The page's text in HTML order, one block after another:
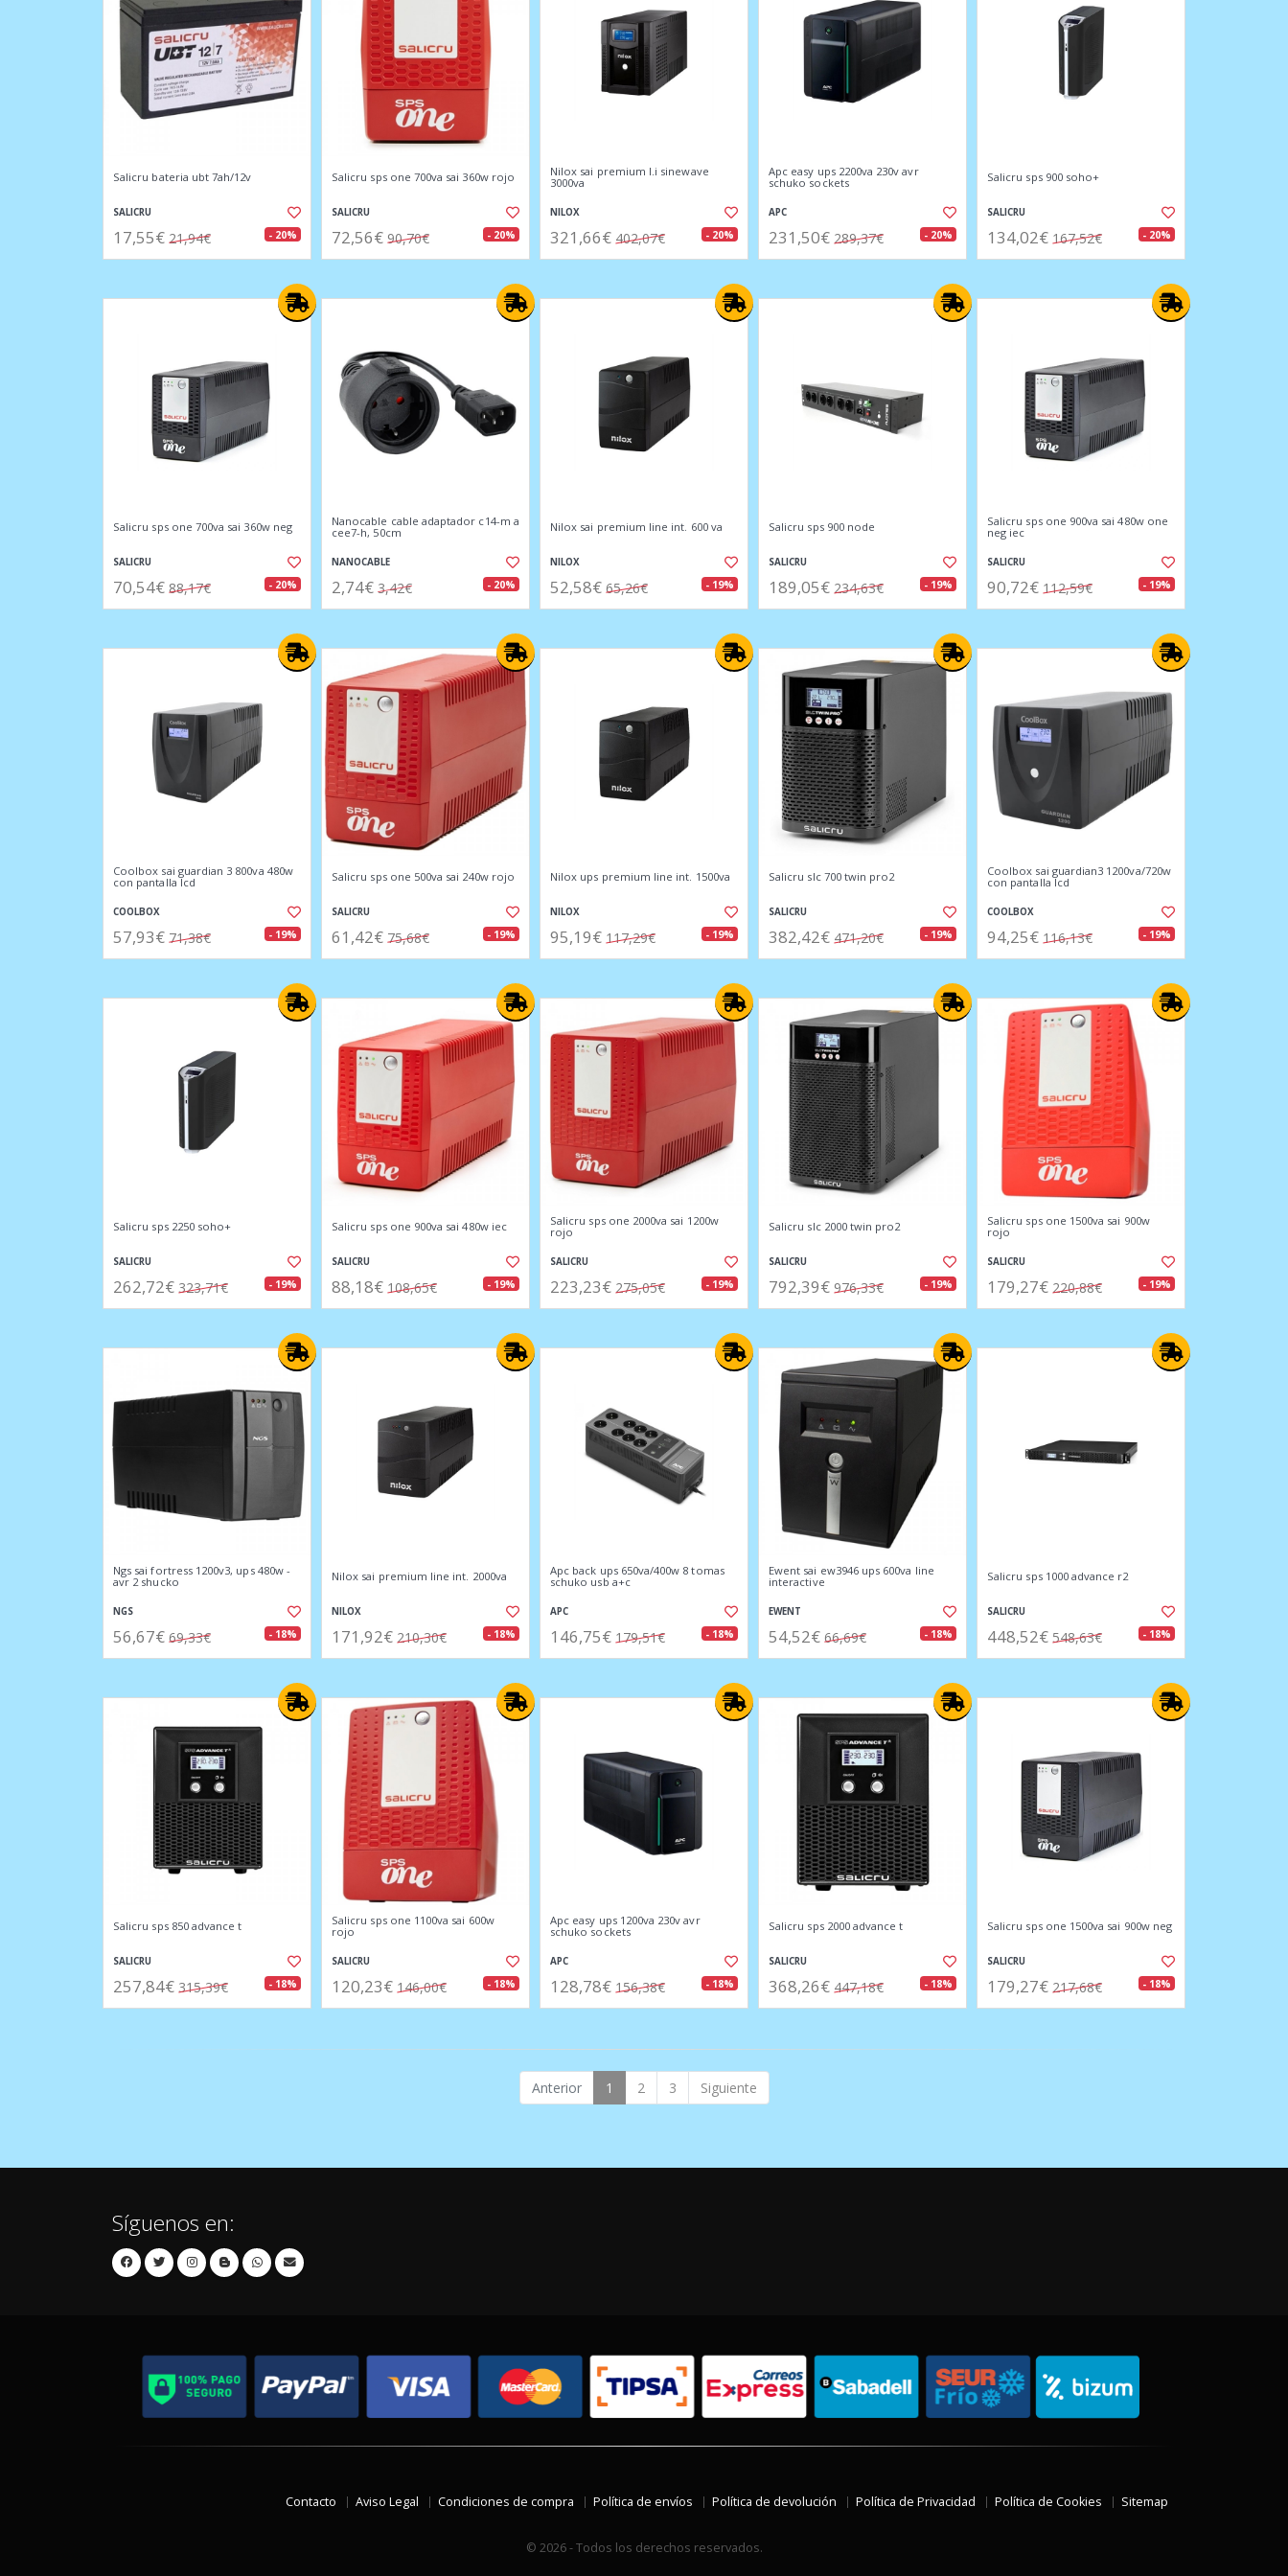
Salicru bateria ubt 7ah/12v
SALICRU
17,55€ 21,94€ - 20%
Salicru sps one 700va sai 360w rojo
SALICRU
72,56€ 90,70€ - 20%
Nilox sai premium l.i sinewave
3000va
NILOX
321,66€ 402,07€ - 20%
Apc easy ups 2200va 230v avr
schuko sockets
APC
231,50€ 289,37€ - 20%
Salicru sps 900 soho+
SALICRU
134,02€ 167,52€ - 20%
Salicru sps one 700va sai 360w neg
SALICRU
70,54€ 88,17€ - 20%
Nanocable cable adaptador c14-m a
cee7-h, 50cm
NANOCABLE
2,74€ 3,42€ - 20%
Nilox sai premium line int. 600 va
NILOX
52,58€ 65,26€ - 19%
Salicru sps 900 node
SALICRU
189,05€ 234,63€ - 19%
Salicru sps one 900va sai 480w one
neg iec
SALICRU
90,72€ 112,59€ - 19%
Coolbox sai guardian 3 800va 480w
con pantalla lcd
COOLBOX
57,93€ 71,38€ - 19%
Salicru sps one 500va sai 240w rojo
SALICRU
61,42€ 75,68€ - 19%
Nilox ups premium line int. 1500va
NILOX
95,19€ 117,29€ - 19%
Salicru slc 700 twin pro2
SALICRU
382,42€ 471,20€ - 19%
Coolbox sai guardian3 1200va/720w
con pantalla lcd
COOLBOX
94,25€ 116,13€ - 19%
Salicru sps 2250 soho+
SALICRU
262,72€ 323,71€ - 19%
Salicru sps one 900va sai 480w iec
SALICRU
88,18€ 108,65€ - 19%
Salicru sps one 2000va sai 1200w
rojo
SALICRU
223,23€ 275,05€ - 19%
Salicru slc 2000 twin pro2
SALICRU
792,39€ 976,33€ - 19%
Salicru sps one 1500va sai 900w
rojo
SALICRU
179,27€ 220,88€ - 19%
Ngs sai fortress 1200v3, ups 480w -
avr 2 shucko
NGS
56,67€ 69,33€ - 18%
Nilox sai premium line int. 2000va
NILOX
171,92€ 210,30€ - 18%
Apc back ups 650va/400w 8 tomas
schuko usb a+c
APC
146,75€ 179,51€ - 18%
Ewent sai ew3946 ups 600va line
interactive
EWENT
54,52€ 66,69€ - 18%
Salicru sps 1000 advance r2
SALICRU
448,52€ 548,63€ - 18%
Salicru sps 850 advance t
SALICRU
257,84€ 315,39€ - 18%
Salicru sps one 1100va sai 600w
rojo
SALICRU
120,23€ 146,00€ - 18%
Apc easy ups 1200va 230v avr
schuko sockets
APC
128,78€ 156,38€ - 18%
Salicru sps 2000 advance t
SALICRU
368,26€ 447,18€ - 18%
Salicru sps one 1500va sai 900w neg
SALICRU
179,27€ 217,68€ - 18%
Anterior 1 2 3 Siguiente
Síguenos en:
Contacto Aviso Legal Condiciones de compra Política de envíos Política de devolución Política de Privacidad Política de Cookies Sitemap
© 2026 - Todos los derechos reservados.